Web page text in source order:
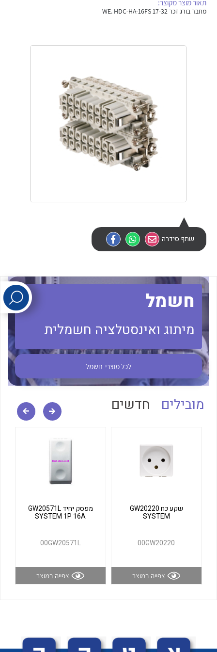
אלקטרוניקה
מטענים לרכב חשמלי
לכל מוצרי היצרן
לכל מוצרי היצרן
לכל מוצרי היצרן לכל מוצרי היצרן
תאור מוצר מקוצר:
מחבר בורג זכר WE. HDC-HA-16FS 17-32
שתף סידרה
חשמל
מיתוג ואינסטלציה חשמלית
לכל מוצרי חשמל
מובילים חדשים
שקע כח GW20220
SYSTEM
00GW20220
צפייה במוצר
מפסק יחיד GW20571L
SYSTEM 1P 16A
00GW20571L
צפייה במוצר